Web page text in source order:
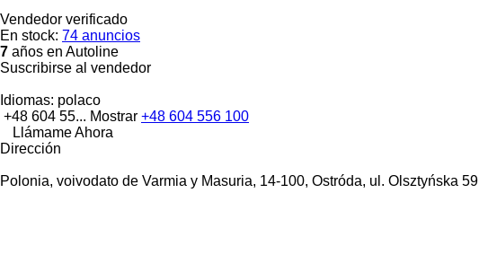
Vendedor verificado
En stock: 74 anuncios
7 años en Autoline
Suscribirse al vendedor
Idiomas: polaco
+48 604 55... Mostrar +48 604 556 100
Llámame Ahora
Dirección
Polonia, voivodato de Varmia y Masuria, 14-100, Ostróda, ul. Olsztyńska 59